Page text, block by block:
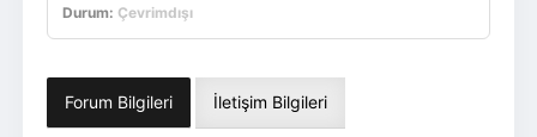
Durum: Çevrimdışı
Forum Bilgileri İletişim Bilgileri